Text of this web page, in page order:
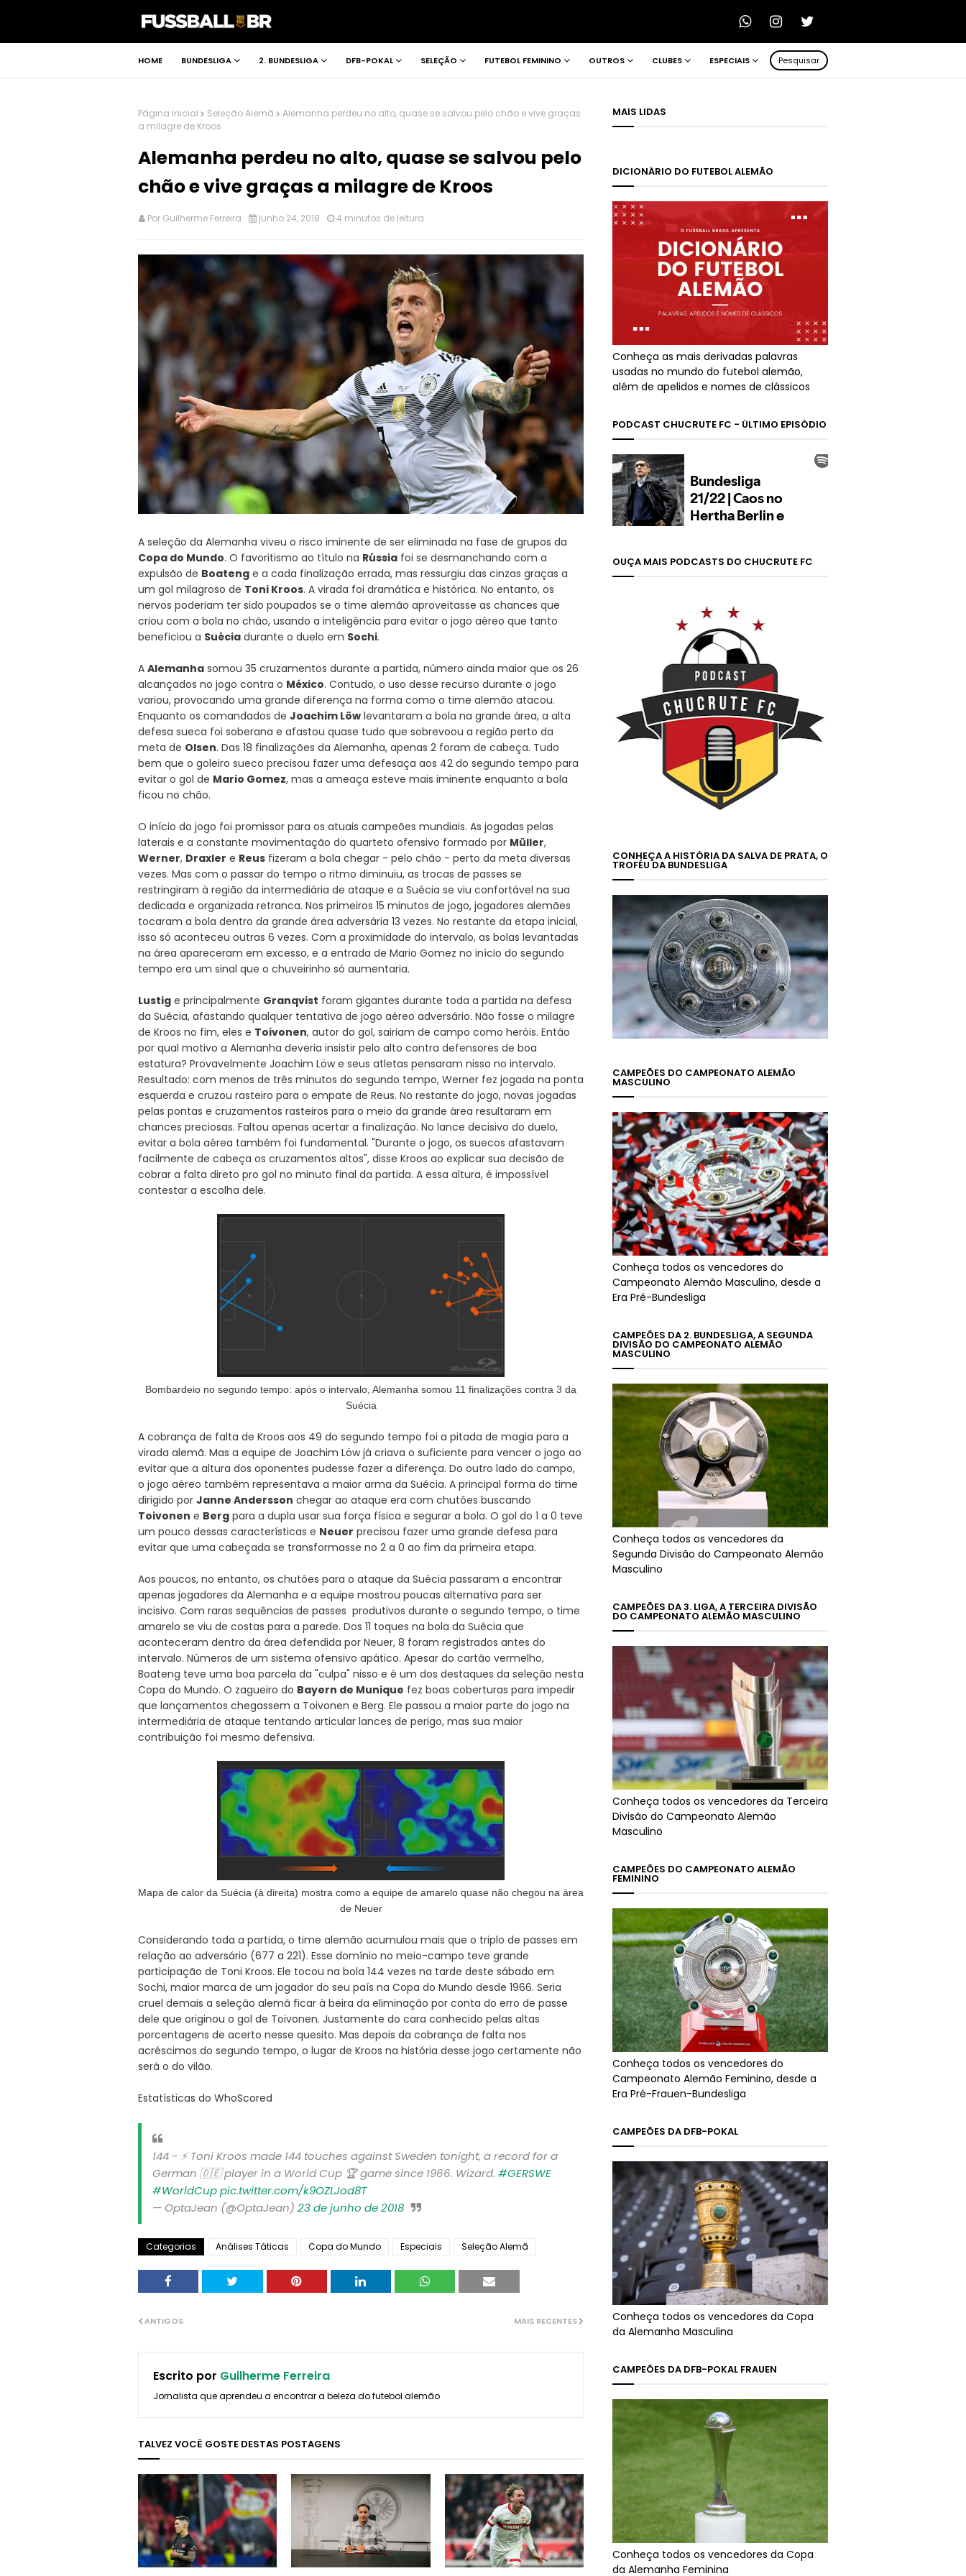
HOME BUNDESLIGA 2. BUNDESLIGA DFB-POKAL SELEÇÃO FUTEBOL FEMININO OUTROS CLUBES ESPECIAIS Pesquisar
Página inicial Seleção Alemã
Alemanha perdeu no alto, quase se salvou pelo chão e vive graças
a milagre de Kroos
Alemanha perdeu no alto, quase se salvou pelo
chão e vive graças a milagre de Kroos
Por Guilherme Ferreira junho 24, 2018 4 minutos de leitura
A seleção da Alemanha viveu o risco iminente de ser eliminada na fase de grupos da
Copa do Mundo. O favoritismo ao título na Rússia foi se desmanchando com a
expulsão de Boateng e a cada finalização errada, mas ressurgiu das cinzas graças a
um gol milagroso de Toni Kroos. A virada foi dramática e histórica. No entanto, os
nervos poderiam ter sido poupados se o time alemão aproveitasse as chances que
criou com a bola no chão, usando a inteligência para evitar o jogo aéreo que tanto
beneficiou a Suécia durante o duelo em Sochi.
A Alemanha somou 35 cruzamentos durante a partida, número ainda maior que os 26
alcançados no jogo contra o México. Contudo, o uso desse recurso durante o jogo
variou, provocando uma grande diferença na forma como o time alemão atacou.
Enquanto os comandados de Joachim Löw levantaram a bola na grande área, a alta
defesa sueca foi soberana e afastou quase tudo que sobrevoou a região perto da
meta de Olsen. Das 18 finalizações da Alemanha, apenas 2 foram de cabeça. Tudo
bem que o goleiro sueco precisou fazer uma defesaça aos 42 do segundo tempo para
evitar o gol de Mario Gomez, mas a ameaça esteve mais iminente enquanto a bola
ficou no chão.
O início do jogo foi promissor para os atuais campeões mundiais. As jogadas pelas
laterais e a constante movimentação do quarteto ofensivo formado por Müller,
Werner, Draxler e Reus fizeram a bola chegar - pelo chão - perto da meta diversas
vezes. Mas com o passar do tempo o ritmo diminuiu, as trocas de passes se
restringiram à região da intermediária de ataque e a Suécia se viu confortável na sua
dedicada e organizada retranca. Nos primeiros 15 minutos de jogo, jogadores alemães
tocaram a bola dentro da grande área adversária 13 vezes. No restante da etapa inicial,
isso só aconteceu outras 6 vezes. Com a proximidade do intervalo, as bolas levantadas
na área apareceram em excesso, e a entrada de Mario Gomez no início do segundo
tempo era um sinal que o chuveirinho só aumentaria.
Lustig e principalmente Granqvist foram gigantes durante toda a partida na defesa
da Suécia, afastando qualquer tentativa de jogo aéreo adversário. Não fosse o milagre
de Kroos no fim, eles e Toivonen, autor do gol, sairiam de campo como heróis. Então
por qual motivo a Alemanha deveria insistir pelo alto contra defensores de boa
estatura? Provavelmente Joachim Löw e seus atletas pensaram nisso no intervalo.
Resultado: com menos de três minutos do segundo tempo, Werner fez jogada na ponta
esquerda e cruzou rasteiro para o empate de Reus. No restante do jogo, novas jogadas
pelas pontas e cruzamentos rasteiros para o meio da grande área resultaram em
chances preciosas. Faltou apenas acertar a finalização. No lance decisivo do duelo,
evitar a bola aérea também foi fundamental. "Durante o jogo, os suecos afastavam
facilmente de cabeça os cruzamentos altos", disse Kroos ao explicar sua decisão de
cobrar a falta direto pro gol no minuto final da partida. A essa altura, é impossível
contestar a escolha dele.
Bombardeio no segundo tempo: após o intervalo, Alemanha somou 11 finalizações contra 3 da
Suécia
A cobrança de falta de Kroos aos 49 do segundo tempo foi a pitada de magia para a
virada alemã. Mas a equipe de Joachim Löw já criava o suficiente para vencer o jogo ao
evitar que a altura dos oponentes pudesse fazer a diferença. Do outro lado do campo,
o jogo aéreo também representava a maior arma da Suécia. A principal forma do time
dirigido por Janne Andersson chegar ao ataque era com chutões buscando
Toivonen e Berg para a dupla usar sua força física e segurar a bola. O gol do 1 a 0 teve
um pouco dessas características e Neuer precisou fazer uma grande defesa para
evitar que uma cabeçada se transformasse no 2 a 0 ao fim da primeira etapa.
Aos poucos, no entanto, os chutões para o ataque da Suécia passaram a encontrar
apenas jogadores da Alemanha e a equipe mostrou poucas alternativa para ser
incisivo. Com raras sequências de passes produtivos durante o segundo tempo, o time
amarelo se viu de costas para a parede. Dos 11 toques na bola da Suécia que
aconteceram dentro da área defendida por Neuer, 8 foram registrados antes do
intervalo. Números de um sistema ofensivo apático. Apesar do cartão vermelho,
Boateng teve uma boa parcela da "culpa" nisso e é um dos destaques da seleção nesta
Copa do Mundo. O zagueiro do Bayern de Munique fez boas coberturas para impedir
que lançamentos chegassem a Toivonen e Berg. Ele passou a maior parte do jogo na
intermediária de ataque tentando articular lances de perigo, mas sua maior
contribuição foi mesmo defensiva.
Mapa de calor da Suécia (à direita) mostra como a equipe de amarelo quase não chegou na área
de Neuer
Considerando toda a partida, o time alemão acumulou mais que o triplo de passes em
relação ao adversário (677 a 221). Esse domínio no meio-campo teve grande
participação de Toni Kroos. Ele tocou na bola 144 vezes na tarde deste sábado em
Sochi, maior marca de um jogador do seu país na Copa do Mundo desde 1966. Seria
cruel demais a seleção alemã ficar à beira da eliminação por conta do erro de passe
dele que originou o gol de Toivonen. Justamente do cara conhecido pelas altas
porcentagens de acerto nesse quesito. Mas depois da cobrança de falta nos
acréscimos do segundo tempo, o lugar de Kroos na história desse jogo certamente não
será o do vilão.
Estatísticas do WhoScored
144 - ⚡️ Toni Kroos made 144 touches against Sweden tonight, a record for a
German 🇩🇪 player in a World Cup 🏆 game since 1966. Wizard. #GERSWE
#WorldCuppic.twitter.com/k9OZLJod8T
— OptaJean (@OptaJean) 23 de junho de 2018
Categorias Análises Táticas Copa do Mundo Especiais Seleção Alemã
MAIS RECENTES
ANTIGOS
Escrito por Guilherme Ferreira
Jornalista que aprendeu a encontrar a beleza do futebol alemão
TALVEZ VOCÊ GOSTE DESTAS POSTAGENS
MAIS LIDAS
DICIONÁRIO DO FUTEBOL ALEMÃO
Conheça as mais derivadas palavras
usadas no mundo do futebol alemão,
além de apelidos e nomes de clássicos
PODCAST CHUCRUTE FC - ÚLTIMO EPISÓDIO
OUÇA MAIS PODCASTS DO CHUCRUTE FC
CONHEÇA A HISTÓRIA DA SALVA DE PRATA, O
TROFÉU DA BUNDESLIGA
CAMPEÕES DO CAMPEONATO ALEMÃO
MASCULINO
Conheça todos os vencedores do
Campeonato Alemão Masculino, desde a
Era Pré-Bundesliga
CAMPEÕES DA 2. BUNDESLIGA, A SEGUNDA
DIVISÃO DO CAMPEONATO ALEMÃO
MASCULINO
Conheça todos os vencedores da
Segunda Divisão do Campeonato Alemão
Masculino
CAMPEÕES DA 3. LIGA, A TERCEIRA DIVISÃO
DO CAMPEONATO ALEMÃO MASCULINO
Conheça todos os vencedores da Terceira
Divisão do Campeonato Alemão
Masculino
CAMPEÕES DO CAMPEONATO ALEMÃO
FEMININO
Conheça todos os vencedores do
Campeonato Alemão Feminino, desde a
Era Pré-Frauen-Bundesliga
CAMPEÕES DA DFB-POKAL
Conheça todos os vencedores da Copa
da Alemanha Masculina
CAMPEÕES DA DFB-POKAL FRAUEN
Conheça todos os vencedores da Copa
da Alemanha Feminina